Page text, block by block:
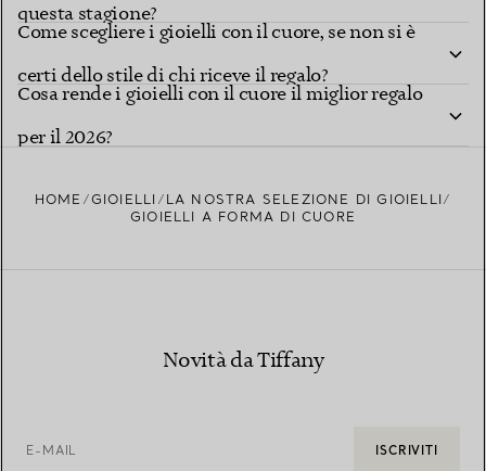
questa stagione?
Come scegliere i gioielli con il cuore, se non si è
certi dello stile di chi riceve il regalo?
Cosa rende i gioielli con il cuore il miglior regalo
per il 2026?
HOME GIOIELLI
LA NOSTRA SELEZIONE DI GIOIELLI
GIOIELLI A FORMA DI CUORE
Novità da Tiffany
E-MAIL ISCRIVITI